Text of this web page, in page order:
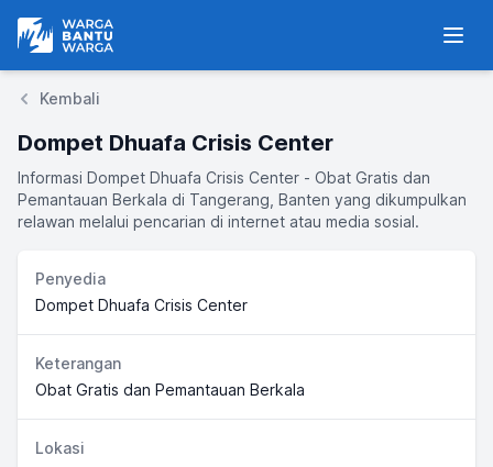
Warga Bantu Warga
Kembali
Dompet Dhuafa Crisis Center
Informasi Dompet Dhuafa Crisis Center - Obat Gratis dan
Pemantauan Berkala di Tangerang, Banten yang dikumpulkan
relawan melalui pencarian di internet atau media sosial.
Penyedia
Dompet Dhuafa Crisis Center
Keterangan
Obat Gratis dan Pemantauan Berkala
Lokasi